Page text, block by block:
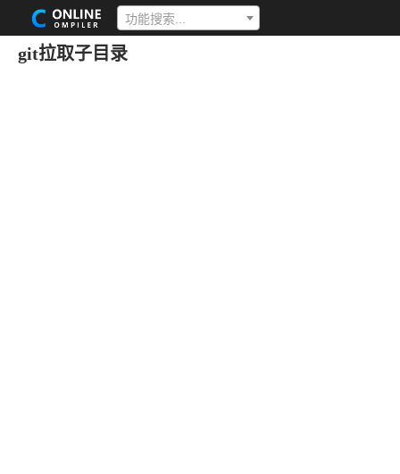
功能搜索...
git拉取子目录